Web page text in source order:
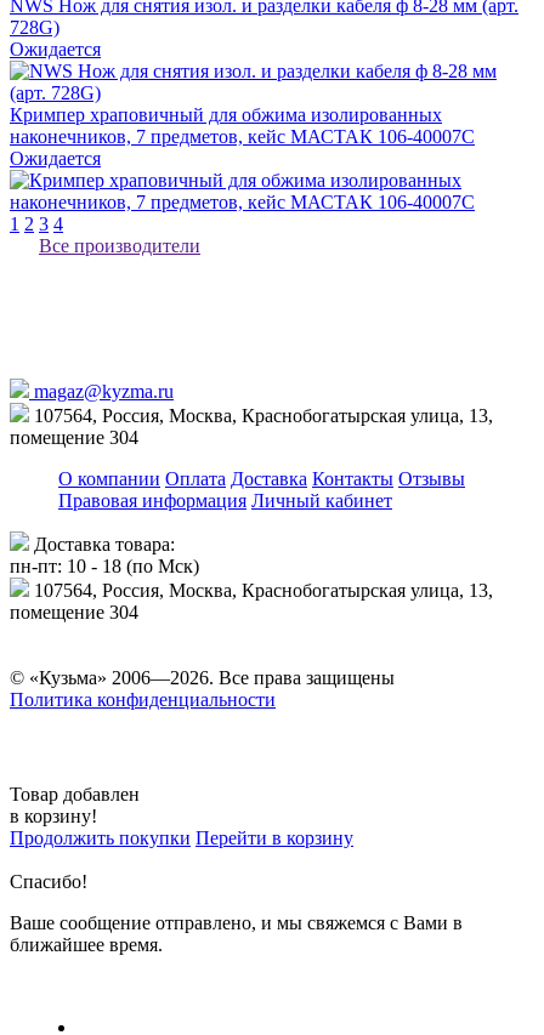
NWS Нож для снятия изол. и разделки кабеля ф 8-28 мм (арт.
728G)
Ожидается
Кримпер храповичный для обжима изолированных
наконечников, 7 предметов, кейс МАСТАК 106-40007C
Ожидается
1 2 3 4
Все производители
magaz@kyzma.ru
107564, Россия, Москва, Краснобогатырская улица, 13,
помещение 304
О компании Оплата Доставка Контакты Отзывы
Правовая информация Личный кабинет
Доставка товара:
пн-пт: 10 - 18 (по Мск)
107564, Россия, Москва, Краснобогатырская улица, 13,
помещение 304
© «Кузьма» 2006—2026. Все права защищены
Политика конфиденциальности
Товар добавлен
в корзину!
Продолжить покупки Перейти в корзину
Спасибо!
Ваше сообщение отправлено, и мы свяжемся с Вами в
ближайшее время.